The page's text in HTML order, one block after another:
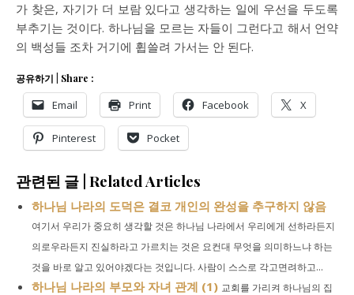
가 찾은, 자기가 더 보람 있다고 생각하는 일에 우선을 두도록
부추기는 것이다. 하나님을 모르는 자들이 그런다고 해서 언약
의 백성들 조차 거기에 휩쓸려 가서는 안 된다.
공유하기 | Share :
Email Print Facebook X
Pinterest Pocket
관련된 글 | Related Articles
하나님 나라의 도덕은 결코 개인의 완성을 추구하지 않음
여기서 우리가 중요히 생각할 것은 하나님 나라에서 우리에게 선하라든지
의로우라든지 진실하라고 가르치는 것은 요컨대 무엇을 의미하느냐 하는
것을 바로 알고 있어야겠다는 것입니다. 사람이 스스로 각고면려하고...
하나님 나라의 부모와 자녀 관계 (1) 교회를 가리켜 하나님의 집